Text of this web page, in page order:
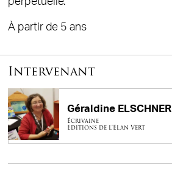
À partir de 5 ans
Intervenant
Géraldine ELSCHNER
Écrivaine
Editions de l'Elan Vert